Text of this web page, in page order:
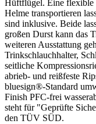
Hüftflügel. Eine flexible
Helme transportieren
sind inklusive. Beide
großen Durst kann das
weiteren Ausstattung
Trinkschlauchhalter,
seitliche
abrieb- und reißfeste
bluesign®-Standard
Finish PFC-frei
steht für "Geprüfte
den TÜV SÜD.